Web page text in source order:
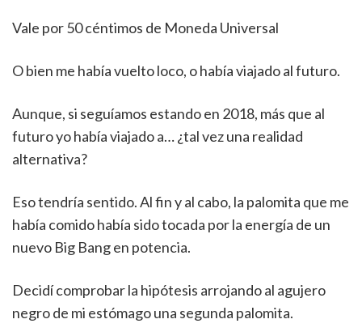
Vale por 50 céntimos de Moneda Universal
O bien me había vuelto loco, o había viajado al futuro.
Aunque, si seguíamos estando en 2018, más que al
futuro yo había viajado a… ¿tal vez una realidad
alternativa?
Eso tendría sentido. Al fin y al cabo, la palomita que me
había comido había sido tocada por la energía de un
nuevo Big Bang en potencia.
Decidí comprobar la hipótesis arrojando al agujero
negro de mi estómago una segunda palomita.